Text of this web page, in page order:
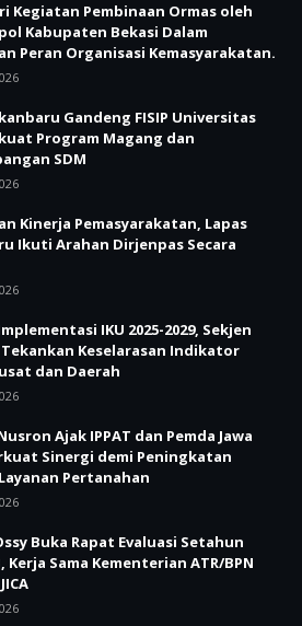
Kegiatan Pembinaan Ormas oleh
Kabupaten Bekasi Dalam
Peran Organisasi Kemasyarakatan.
Gandeng FISIP Universitas
Program Magang dan
SDM
Kinerja Pemasyarakatan, Lapas
Ikuti Arahan Dirjenpas Secara
IKU 2025-2029, Sekjen
Tekankan Keselarasan Indikator
dan Daerah
Ajak IPPAT dan Pemda Jawa
Sinergi demi Peningkatan
Pertanahan
Buka Rapat Evaluasi Setahun
Kerja Sama Kementerian ATR/BPN